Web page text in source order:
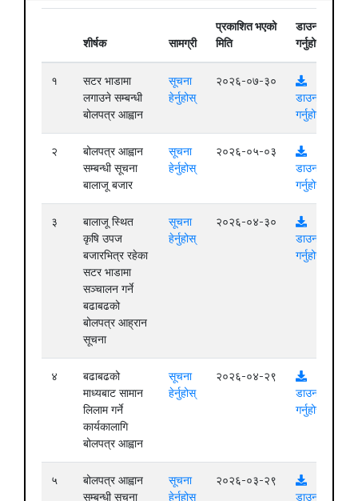
शीर्षक सामग्री
प्रकाशित भएको
मिति
डाउनलोड
गर्नुहोस्
१
सटर भाडामा
लगाउने सम्बन्धी
बोलपत्र आह्वान
सूचना
हेर्नुहोस्
२०२६-०७-३०
डाउनलोड
गर्नुहोस्
२
बोलपत्र आह्वान
सम्बन्धी सूचना
बालाजू बजार
सूचना
हेर्नुहोस्
२०२६-०५-०३
डाउनलोड
गर्नुहोस्
३
बालाजू स्थित
कृषि उपज
बजारभित्र रहेका
सटर भाडामा
सञ्चालन गर्ने
बढाबढको
बोलपत्र आह्रान
सूचना
सूचना
हेर्नुहोस्
२०२६-०४-३०
डाउनलोड
गर्नुहोस्
४
बढाबढको
माध्यबाट सामान
लिलाम गर्ने
कार्यकालागि
बोलपत्र आह्वान
सूचना
हेर्नुहोस्
२०२६-०४-२९
डाउनलोड
गर्नुहोस्
५
बोलपत्र आह्वान
सम्बन्धी सूचना
सूचना
हेर्नुहोस्
२०२६-०३-२९
डाउनलोड